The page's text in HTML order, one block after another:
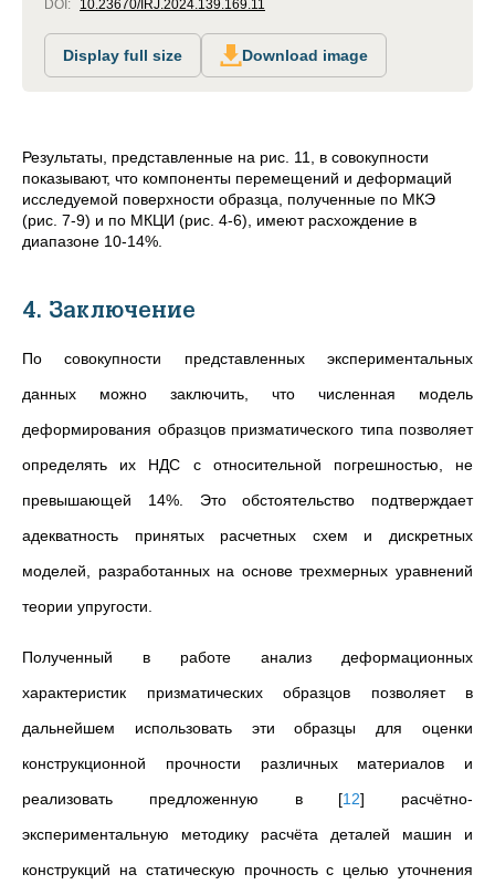
DOI: 10.23670/IRJ.2024.139.169.11
Display full size Download image
Результаты, представленные на рис. 11, в совокупности
показывают, что компоненты перемещений и деформаций
исследуемой поверхности образца, полученные по МКЭ
(рис. 7-9) и по МКЦИ (рис. 4-6), имеют расхождение в
диапазоне 10-14%.
4. Заключение
По совокупности представленных экспериментальных
данных можно заключить, что численная модель
деформирования образцов призматического типа позволяет
определять их НДС с относительной погрешностью, не
превышающей 14%. Это обстоятельство подтверждает
адекватность принятых расчетных схем и дискретных
моделей, разработанных на основе трехмерных уравнений
теории упругости.
Полученный в работе анализ деформационных
характеристик призматических образцов позволяет в
дальнейшем использовать эти образцы для оценки
конструкционной прочности различных материалов и
реализовать предложенную в [12] расчётно-
экспериментальную методику расчёта деталей машин и
конструкций на статическую прочность с целью уточнения